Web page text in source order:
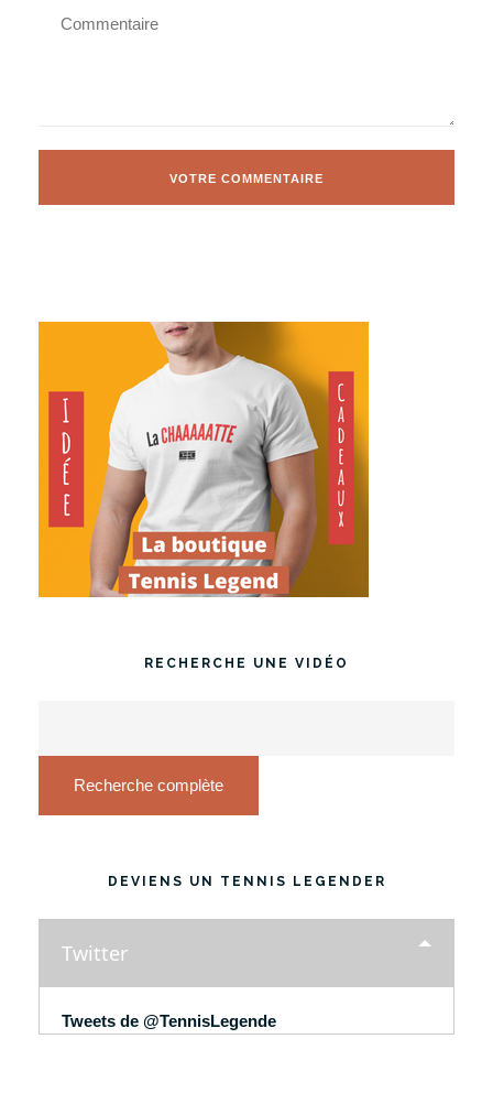
RECHERCHE UNE VIDÉO
Recherche complète
DEVIENS UN TENNIS LEGENDER
Twitter
Tweets de @TennisLegende